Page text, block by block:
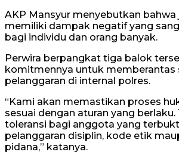
AKP Mansyur menyebutkan bahwa
memiliki dampak negatif yang
bagi individu dan orang banyak.
Perwira berpangkat tiga balok
komitmennya untuk memberantas
pelanggaran di internal polres.
“Kami akan memastikan proses
sesuai dengan aturan yang berlaku.
toleransi bagi anggota yang
pelanggaran disiplin, kode etik
pidana,” katanya.